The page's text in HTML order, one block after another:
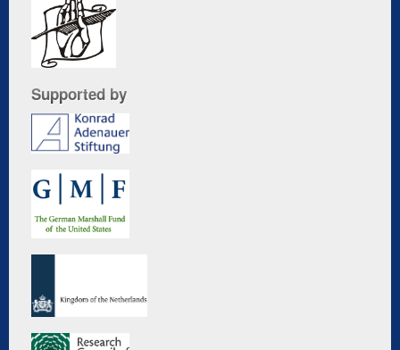
Supported by